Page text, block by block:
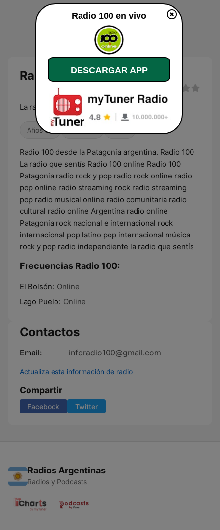
Radio 100 en vivo
La radio que sentís
Años 80
Radio 100 desde la Patagonia argentina. Radio 100
La radio que sentís Radio 100 online Radio 100
Patagonia radio rock y pop radio rock online radio
pop online radio streaming rock radio streaming
pop radio musical online radio comunitaria radio
cultural radio online Argentina radio online
Patagonia rock nacional e internacional rock
internacional pop latino pop internacional música
rock y pop radio independiente la radio que sentís
Frecuencias Radio 100:
El Bolsón: Online
Lago Puelo: Online
Contactos
Email: inforadio100@gmail.com
Actualiza esta información de radio
Compartir
Facebook Twitter
Radios Argentinas
Radios y Podcasts
Radio 100 en vivo
DESCARGAR APP